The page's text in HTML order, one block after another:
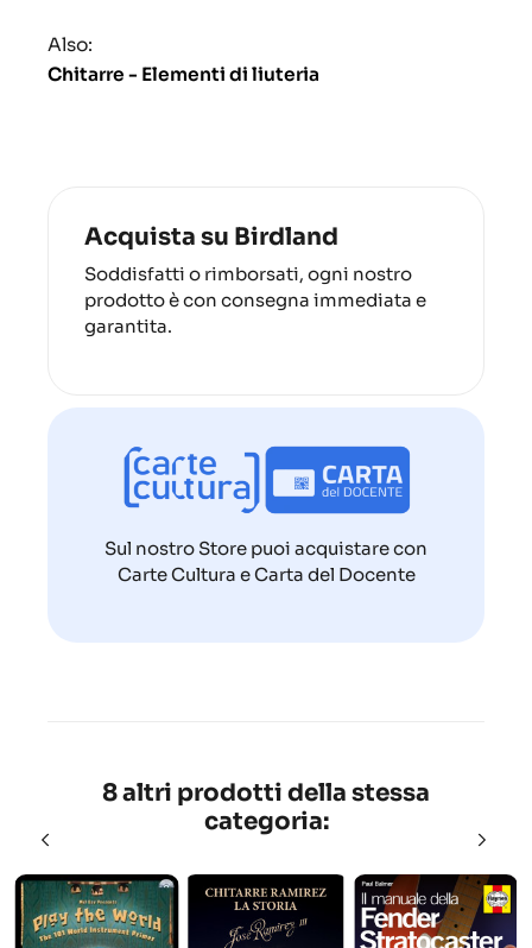
Also:
Chitarre - Elementi di liuteria
Acquista su Birdland
Soddisfatti o rimborsati, ogni nostro
prodotto è con consegna immediata e
garantita.
Sul nostro Store puoi acquistare con
Carte Cultura e Carta del Docente
8 altri prodotti della stessa
categoria: